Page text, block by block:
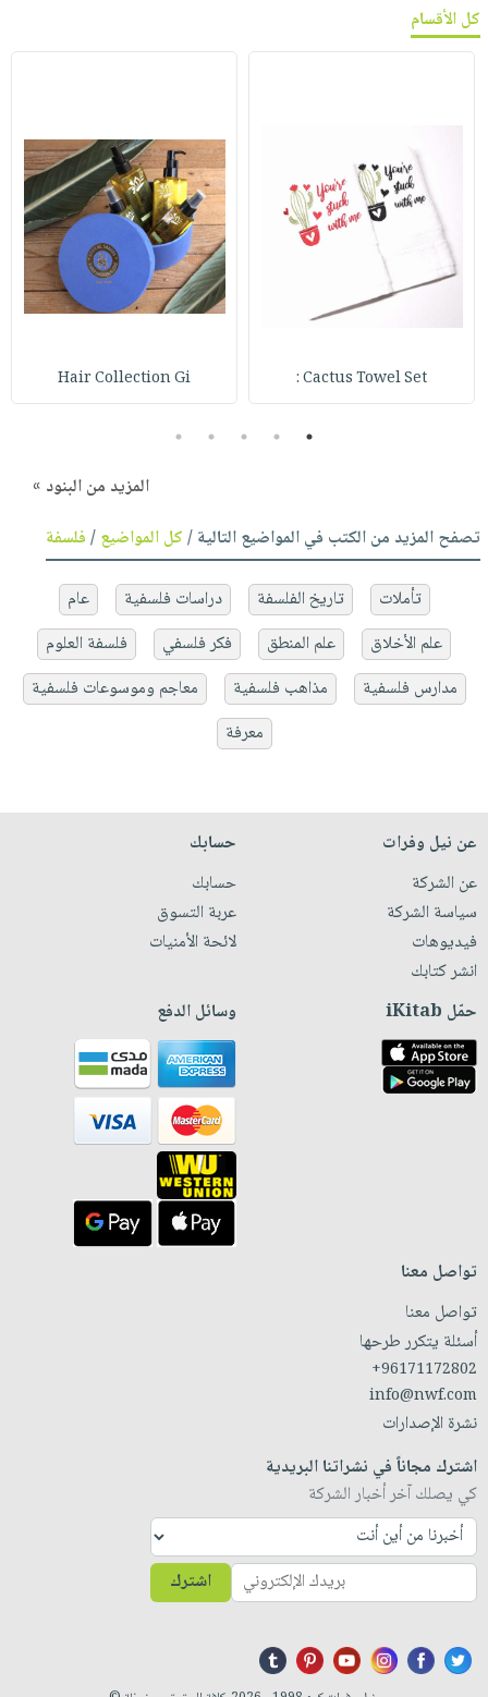
كل الأقسام
Cactus Towel Set :
Hair Collection Gi
1
2
3
4
5
المزيد من البنود »
تصفح المزيد من الكتب في المواضيع التالية /كل المواضيع/فلسفة
تأملات تاريخ الفلسفة دراسات فلسفية
عام
علم الأخلاق
علم المنطق فكر فلسفي
فلسفة العلوم
مدارس فلسفية
مذاهب فلسفية
معاجم وموسوعات فلسفية
معرفة
عن نيل وفرات
عن الشركة
سياسة الشركة
فيديوهات
انشر كتابك
حسابك
حسابك
عربة التسوق
لائحة الأمنيات
حمّل iKitab وسائل الدفع
تواصل معنا
تواصل معنا
أسئلة يتكرر طرحها
+96171172802
info@nwf.com
نشرة الإصدارات
اشترك مجاناً في نشراتنا البريدية
كي يصلك آخر أخبار الشركة
اشترك